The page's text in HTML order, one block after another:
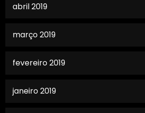
abril 2019
março 2019
fevereiro 2019
janeiro 2019